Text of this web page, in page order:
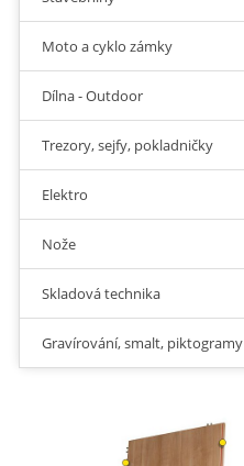
Moto a cyklo zámky
Dílna - Outdoor
Trezory, sejfy, pokladničky
Elektro
Nože
Skladová technika
Gravírování, smalt, piktogramy